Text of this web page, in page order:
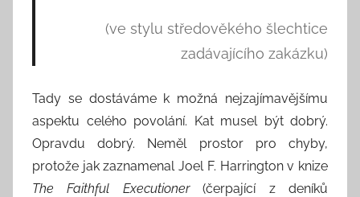
(ve stylu středověkého šlechtice
zadávajícího zakázku)
Tady se dostáváme k možná nejzajímavějšímu
aspektu celého povolání. Kat musel být dobrý.
Opravdu dobrý. Neměl prostor pro chyby,
protože jak zaznamenal Joel F. Harrington v knize
The Faithful Executioner(čerpající z deníků